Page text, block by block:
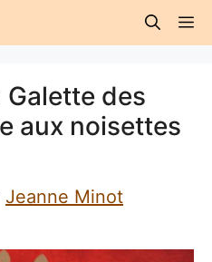
Galette des
aux noisettes
Jeanne Minot